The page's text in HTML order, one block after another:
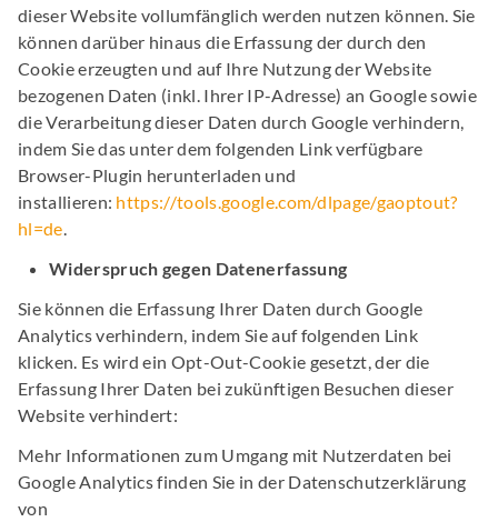
dieser Website vollumfänglich werden nutzen können. Sie
können darüber hinaus die Erfassung der durch den
Cookie erzeugten und auf Ihre Nutzung der Website
bezogenen Daten (inkl. Ihrer IP-Adresse) an Google sowie
die Verarbeitung dieser Daten durch Google verhindern,
indem Sie das unter dem folgenden Link verfügbare
Browser-Plugin herunterladen und
installieren: https://tools.google.com/dlpage/gaoptout?
hl=de.
Widerspruch gegen Datenerfassung
Sie können die Erfassung Ihrer Daten durch Google
Analytics verhindern, indem Sie auf folgenden Link
klicken. Es wird ein Opt-Out-Cookie gesetzt, der die
Erfassung Ihrer Daten bei zukünftigen Besuchen dieser
Website verhindert:
Mehr Informationen zum Umgang mit Nutzerdaten bei
Google Analytics finden Sie in der Datenschutzerklärung
von